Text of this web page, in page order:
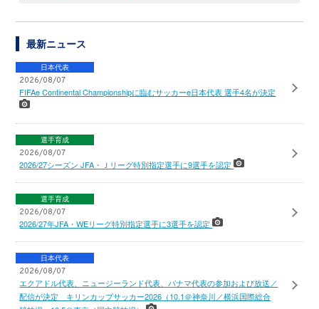
最新ニュース
日本代表
2026/08/07
FIFAe Continental Championshipに臨むサッカーe日本代表 選手4名が決定
選手育成
2026/08/07
2026/27シーズン JFA・Ｊリーグ特別指定選手に9選手を認定
選手育成
2026/08/07
2026/27年JFA・WEリーグ特別指定選手に3選手を認定
日本代表
2026/08/07
エクアドル代表、ニュージーランド代表、パナマ代表の参加および放送／
配信が決定 キリンカップサッカー2026（10.1＠神奈川／横浜国際総合